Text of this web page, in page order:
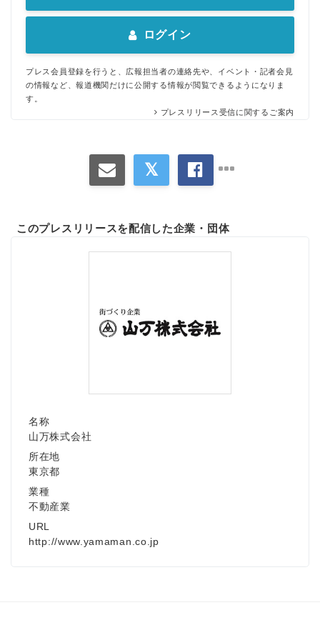
ログイン
プレス会員登録を行うと、広報担当者の連絡先や、イベント・記者会見
の情報など、報道機関だけに公開する情報が閲覧できるようになりま
す。
プレスリリース受信に関するご案内
このプレスリリースを配信した企業・団体
名称
山万株式会社
所在地
東京都
業種
不動産業
URL
http://www.yamaman.co.jp